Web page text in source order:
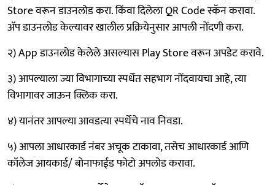
Store वरून डाउनलोड करा. किंवा दिलेला QR Code स्कॅन करावा.
ॲप डाउनलोड केल्यावर खालील प्रक्रियेनुसार आपली नोंदणी करा.
२) App डाउनलोड केलेले असल्यास Play Store वरून अपडेट करावे.
३) आपल्याला ज्या विभागाच्या स्पर्धेत सहभाग नोंदवायचा आहे, त्या
विभागावर जाऊन क्लिक करा.
४) यानंतर आपल्या आवडत्या स्पर्धेचे नाव निवडा.
५) आपला आधारकार्ड नंबर अचूक टाकावा, तसेच आधारकार्ड आणि
कॉलेज आयकार्ड/ बोनाफाईड फोटो अपलोड करावा.